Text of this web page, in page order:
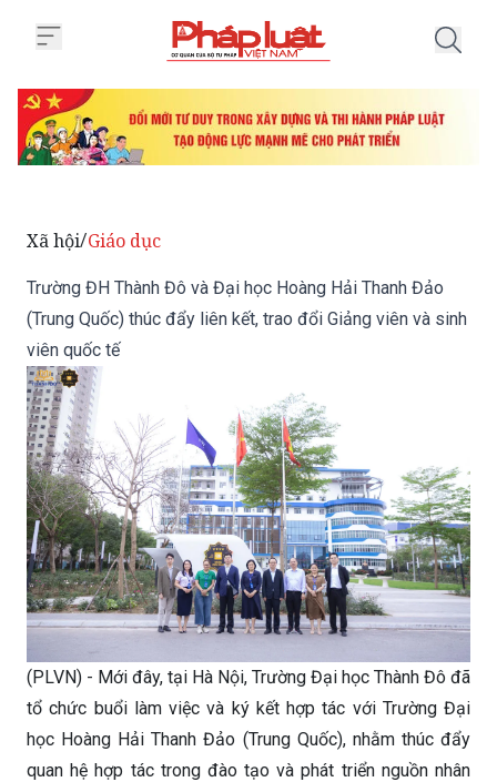
Xã hội/Giáo dục
Trường ĐH Thành Đô và Đại học Hoàng Hải Thanh Đảo
(Trung Quốc) thúc đẩy liên kết, trao đổi Giảng viên và sinh
viên quốc tế
(PLVN) - Mới đây, tại Hà Nội, Trường Đại học Thành Đô đã
tổ chức buổi làm việc và ký kết hợp tác với Trường Đại
học Hoàng Hải Thanh Đảo (Trung Quốc), nhằm thúc đẩy
quan hệ hợp tác trong đào tạo và phát triển nguồn nhân